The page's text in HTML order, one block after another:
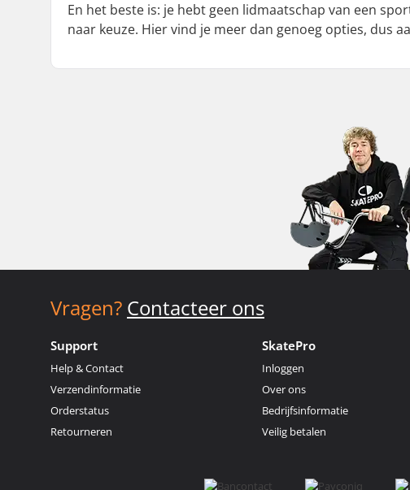
En het beste is: je hebt geen lidmaatschap van een
naar keuze. Hier vind je meer dan genoeg opties, dus
Vragen? Contacteer ons
Support
Help & Contact
Verzendinformatie
Orderstatus
Retourneren
SkatePro
Inloggen
Over ons
Bedrijfsinformatie
Veilig betalen